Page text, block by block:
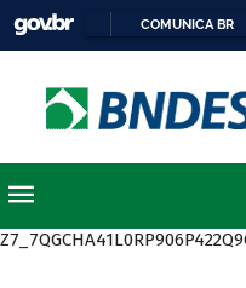
COMUNICA BR